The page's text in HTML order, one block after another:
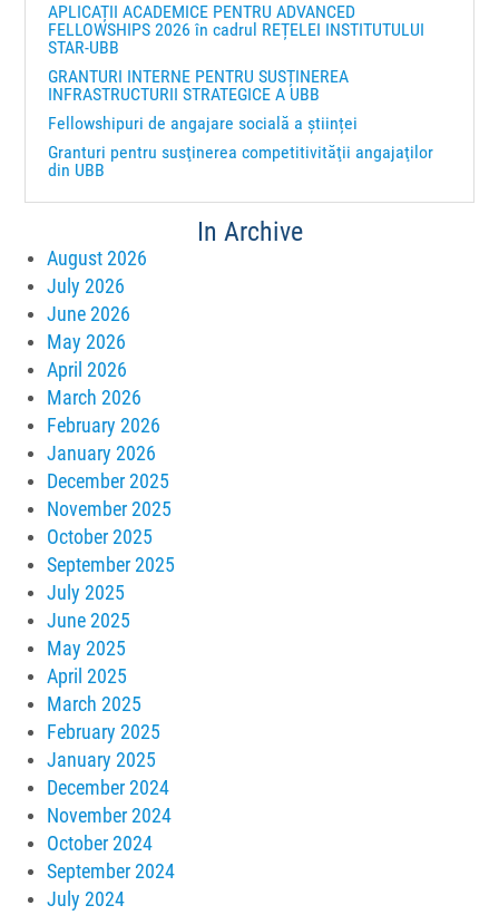
APLICAȚII ACADEMICE PENTRU ADVANCED
FELLOWSHIPS 2026 în cadrul REȚELEI INSTITUTULUI
STAR-UBB
GRANTURI INTERNE PENTRU SUSȚINEREA
INFRASTRUCTURII STRATEGICE A UBB
Fellowshipuri de angajare socială a științei
Granturi pentru susţinerea competitivităţii angajaţilor
din UBB
In Archive
August 2026
July 2026
June 2026
May 2026
April 2026
March 2026
February 2026
January 2026
December 2025
November 2025
October 2025
September 2025
July 2025
June 2025
May 2025
April 2025
March 2025
February 2025
January 2025
December 2024
November 2024
October 2024
September 2024
July 2024